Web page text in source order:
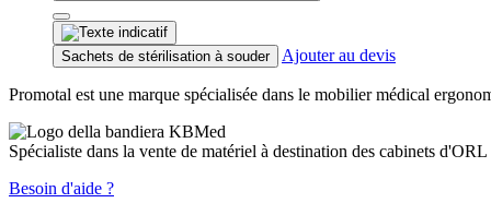
Ce
produit
a
plusieurs
Les
options
être
Sachets de stérilisation à souder Ajouter au devis
Promotal est une marque spécialisée dans le mobilier médical
Spécialiste dans la vente de matériel à destination des cabinets d'ORL
Besoin d'aide ?